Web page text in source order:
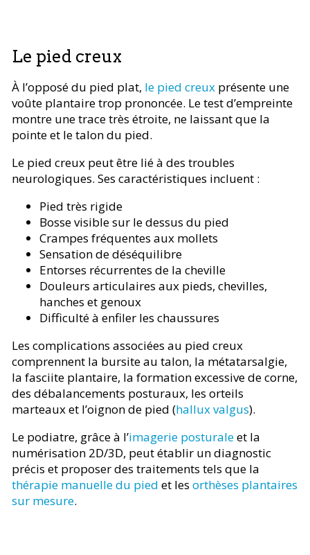
Le pied creux
À l’opposé du pied plat, le pied creux présente une
voûte plantaire trop prononcée. Le test d’empreinte
montre une trace très étroite, ne laissant que la
pointe et le talon du pied.
Le pied creux peut être lié à des troubles
neurologiques. Ses caractéristiques incluent :
Pied très rigide
Bosse visible sur le dessus du pied
Crampes fréquentes aux mollets
Sensation de déséquilibre
Entorses récurrentes de la cheville
Douleurs articulaires aux pieds, chevilles,
hanches et genoux
Difficulté à enfiler les chaussures
Les complications associées au pied creux
comprennent la bursite au talon, la métatarsalgie,
la fasciite plantaire, la formation excessive de corne,
des débalancements posturaux, les orteils
marteaux et l’oignon de pied (hallux valgus).
Le podiatre, grâce à l’imagerie posturaleet la
numérisation 2D/3D, peut établir un diagnostic
précis et proposer des traitements tels que la
thérapie manuelle du pied et les orthèses plantaires
sur mesure.